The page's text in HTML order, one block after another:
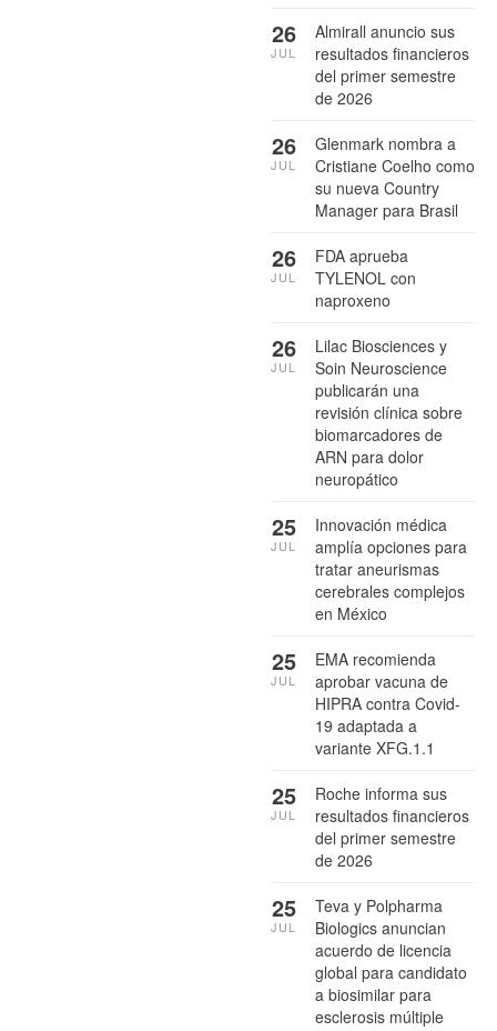
Almirall anuncio sus
resultados financieros
del primer semestre
de 2026
26
JUL
Glenmark nombra a
Cristiane Coelho como
su nueva Country
Manager para Brasil
26
JUL
FDA aprueba
TYLENOL con
naproxeno
26
JUL
Lilac Biosciences y
Soin Neuroscience
publicarán una
revisión clínica sobre
biomarcadores de
ARN para dolor
neuropático
26
JUL
Innovación médica
amplía opciones para
tratar aneurismas
cerebrales complejos
en México
25
JUL
EMA recomienda
aprobar vacuna de
HIPRA contra Covid-
19 adaptada a
variante XFG.1.1
25
JUL
Roche informa sus
resultados financieros
del primer semestre
de 2026
25
JUL
Teva y Polpharma
Biologics anuncian
acuerdo de licencia
global para candidato
a biosimilar para
esclerosis múltiple
25
JUL